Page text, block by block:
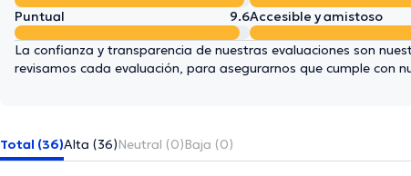
Puntual
9.6Accesible y amistoso
La confianza y transparencia de nuestras evaluaciones son
revisamos cada evaluación, para asegurarnos que cumple con
Total (36)Alta (36)Neutral (0)Baja (0)